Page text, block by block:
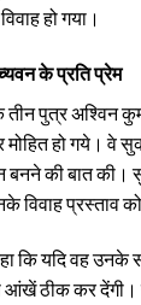
हो गया।
के प्रति प्रेम
तीन पुत्र अश्विन
हो गये। वे
की बात की।
विवाह प्रस्ताव
कि यदि वह उनके
आंखें ठीक कर